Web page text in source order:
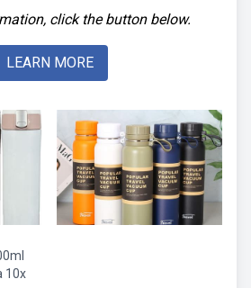
click the button below.
LEARN MORE
10x